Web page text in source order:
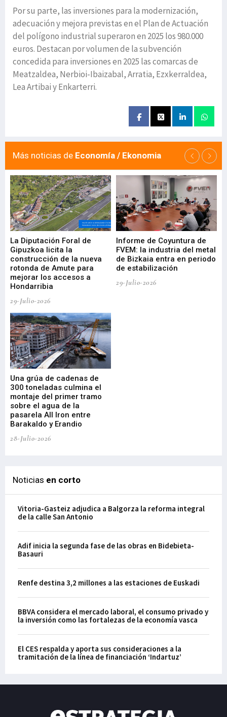
Por su parte, las inversiones para la modernización,
adecuación y mejora previstas en el Plan de Actuación
del polígono industrial superaron en 2025 los 980.000
euros. Destacan por volumen de la subvención
concedida para inversiones en 2025 las comarcas de
Meatzaldea, Nerbioi-Ibaizabal, Arratia, Ezxkerraldea,
Lea Artibai y Enkarterri.
Más noticias de Economía / Ekonomia
La Diputación Foral de
Gipuzkoa licita la
construcción de la nueva
rotonda de Amute para
mejorar los accesos a
Hondarribia
29-Julio-2026
Informe de Coyuntura de
FVEM: la industria del metal
de Bizkaia entra en periodo
de estabilización
29-Julio-2026
Una grúa de cadenas de
300 toneladas culmina el
montaje del primer tramo
sobre el agua de la
pasarela All Iron entre
Barakaldo y Erandio
28-Julio-2026
Noticias en corto
Vitoria-Gasteiz adjudica a Balgorza la reforma integral
de la calle San Antonio
Adif inicia la segunda fase de las obras en Bidebieta-
Basauri
Renfe destina 3,2 millones a las estaciones de Euskadi
BBVA considera el mercado laboral, el consumo privado y
la inversión como las fortalezas de la economía vasca
El CES respalda y aporta sus consideraciones a la
tramitación de la línea de financiación ‘Indartuz’